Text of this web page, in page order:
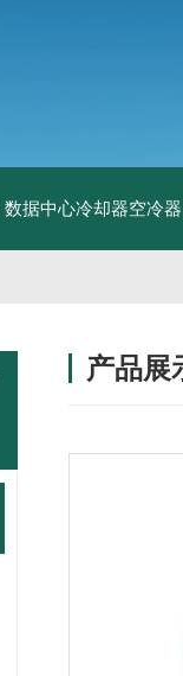
数据中心冷却器空冷器
产品展